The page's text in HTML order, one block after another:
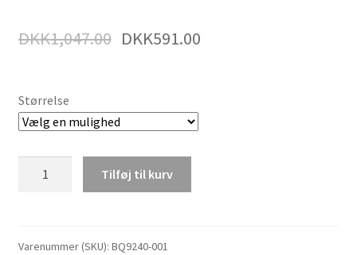
DKK1,047.00 DKK591.00
Størrelse
Y2K
Tilføj til kurv
Varenummer (SKU): BQ9240-001